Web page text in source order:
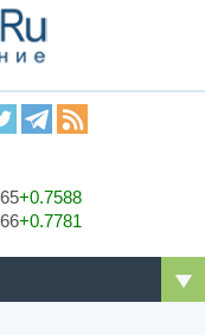
+0.7588
+0.7781